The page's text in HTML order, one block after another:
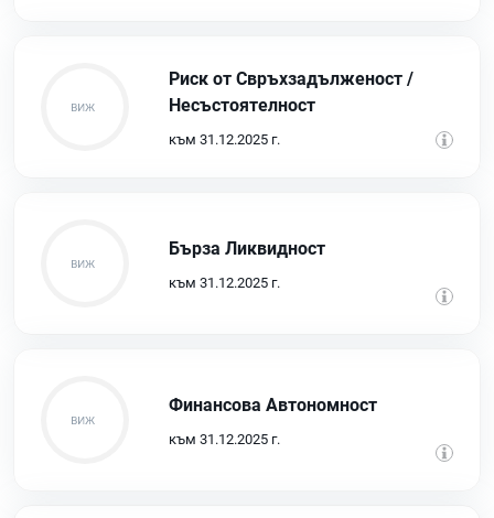
Риск от Свръхзадълженост /
Несъстоятелност
към 31.12.2025 г.
Бърза Ликвидност
към 31.12.2025 г.
Финансова Автономност
към 31.12.2025 г.